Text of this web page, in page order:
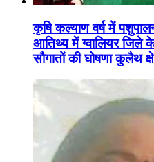
कृषि कल्याण वर्ष में
आतिथ्य में ग्वालियर जिले
सौगातों की घोषणा कुलैथ